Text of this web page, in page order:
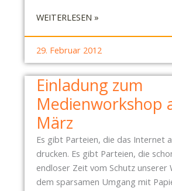
I
O
N
I
E
R
T
N
D
WEITERLESEN »:
I
L
A
D
G
Z
U
M
29. Februar 2012
Einladung zum
Medienworkshop
März
Es gibt Parteien, die das Internet
drucken. Es gibt Parteien, die
endloser Zeit vom Schutz unserer
dem sparsamen Umgang mit